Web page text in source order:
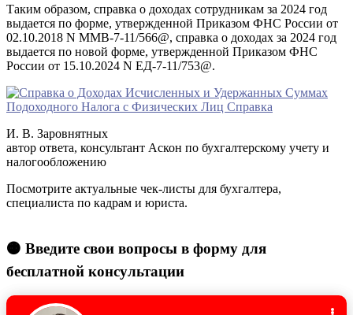
Таким образом, справка о доходах сотрудникам за 2024 год
выдается по форме, утвержденной Приказом ФНС России от
02.10.2018 N ММВ-7-11/566@, справка о доходах за 2024 год
выдается по новой форме, утвержденной Приказом ФНС
России от 15.10.2024 N ЕД-7-11/753@.
И. В. Заровнятных
автор ответа, консультант Аскон по бухгалтерскому учету и
налогообложению
Посмотрите актуальные чек-листы для бухгалтера,
специалиста по кадрам и юриста.
🟠 Введите свои вопросы в форму для
бесплатной консультации